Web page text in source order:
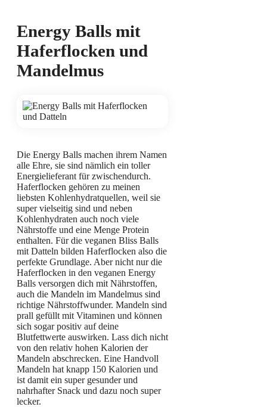
Energy Balls mit
Haferflocken und
Mandelmus
Die Energy Balls machen ihrem Namen
alle Ehre, sie sind nämlich ein toller
Energielieferant für zwischendurch.
Haferflocken gehören zu meinen
liebsten Kohlenhydratquellen, weil sie
super vielseitig sind und neben
Kohlenhydraten auch noch viele
Nährstoffe und eine Menge Protein
enthalten. Für die veganen Bliss Balls
mit Datteln bilden Haferflocken also die
perfekte Grundlage. Aber nicht nur die
Haferflocken in den veganen Energy
Balls versorgen dich mit Nährstoffen,
auch die Mandeln im Mandelmus sind
richtige Nährstoffwunder. Mandeln sind
prall gefüllt mit Vitaminen und können
sich sogar positiv auf deine
Blutfettwerte auswirken. Lass dich nicht
von den relativ hohen Kalorien der
Mandeln abschrecken. Eine Handvoll
Mandeln hat knapp 150 Kalorien und
ist damit ein super gesunder und
nahrhafter Snack und dazu noch super
lecker.